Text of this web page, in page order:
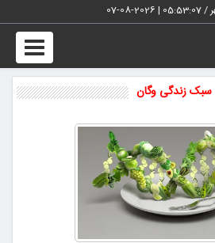
05:53:07
|
2026-08-07
Toggle
سبک زندگی وگان